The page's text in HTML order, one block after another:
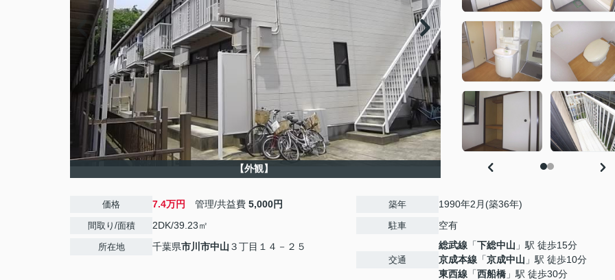
【外観】
価格 7.4万円 管理/共益費 5,000円
間取り/面積 2DK/39.23㎡
所在地 千葉県市川市中山 ３丁目１４－２５
築年 1990年2月(築36年)
駐車 空有
交通
総武線 「下総中山 」駅 徒歩15分
京成本線 「京成中山 」駅 徒歩10分
東西線 「西船橋 」駅 徒歩30分